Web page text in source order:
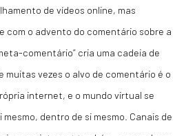
de vídeos online, mas
com o advento do comentário sobre a
comentário” cria uma cadeia de
muitas vezes o alvo de comentário é o
internet, e o mundo virtual se
dentro de si mesmo. Canais de